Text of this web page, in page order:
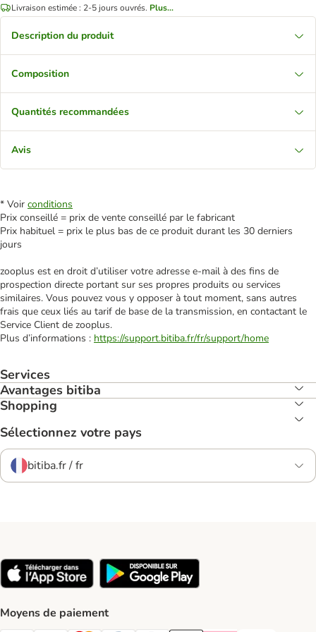
Livraison estimée : 2-5 jours ouvrés. Plus...
Description du produit
Composition
Quantités recommandées
Avis
* Voir conditions
Prix conseillé = prix de vente conseillé par le fabricant
Prix habituel = prix le plus bas de ce produit durant les 30 derniers
jours
zooplus est en droit d’utiliser votre adresse e‑mail à des fins de
prospection directe portant sur ses propres produits ou services
similaires. Vous pouvez vous y opposer à tout moment, sans autres
frais que ceux liés au tarif de base de la transmission, en contactant le
Service Client de zooplus.
Plus d’informations : https://support.bitiba.fr/fr/support/home
Services
Avantages bitiba
Shopping
Sélectionnez votre pays
bitiba.fr / fr
Moyens de paiement